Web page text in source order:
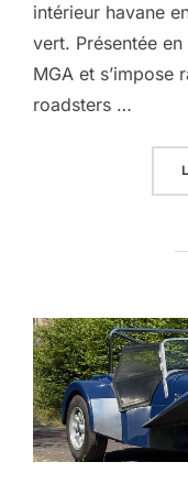
intérieur havane
vert. Présentée
MGA et s’impose
roadsters …